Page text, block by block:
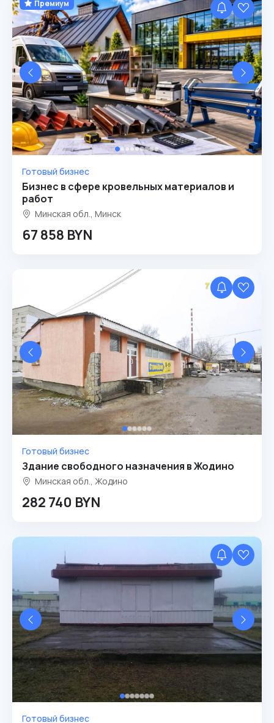
Премиум
Готовый бизнес
Бизнес в сфере кровельных материалов и
работ
Минская обл., Минск
67 858 BYN
Готовый бизнес
Здание свободного назначения в Жодино
Минская обл., Жодино
282 740 BYN
Готовый бизнес